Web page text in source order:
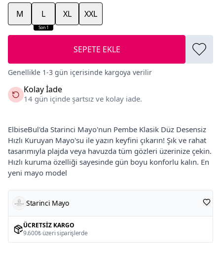
M
Son 1
L XL XXL
SEPETE EKLE
Genellikle 1-3 gün içerisinde kargoya verilir
Kolay İade
14 gün içinde şartsız ve kolay iade.
ElbiseBul'da Starinci Mayo'nun Pembe Klasik Düz Desensiz
Hızlı Kuruyan Mayo'su ile yazın keyfini çıkarın! Şık ve rahat
tasarımıyla plajda veya havuzda tüm gözleri üzerinize çekin.
Hızlı kuruma özelliği sayesinde gün boyu konforlu kalın. En
yeni mayo model
Starinci Mayo
ÜCRETSIZ KARGO
9.600₺ üzeri siparişlerde